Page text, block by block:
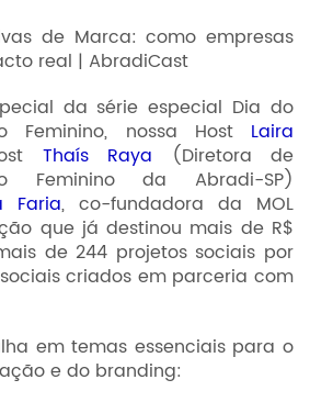
de Marca: como empresas
real | AbradiCast
da série especial Dia do
Feminino, nossa Host Laira
Thaís Raya (Diretora de
Feminino da Abradi-SP)
Faria, co-fundadora da MOL
que já destinou mais de R$
de 244 projetos sociais por
criados em parceria com
em temas essenciais para o
e do branding: